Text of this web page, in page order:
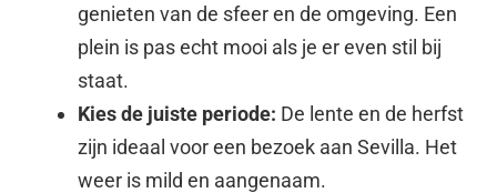
genieten van de sfeer en de omgeving. Een
plein is pas echt mooi als je er even stil bij
staat.
Kies de juiste periode: De lente en de herfst
zijn ideaal voor een bezoek aan Sevilla. Het
weer is mild en aangenaam.